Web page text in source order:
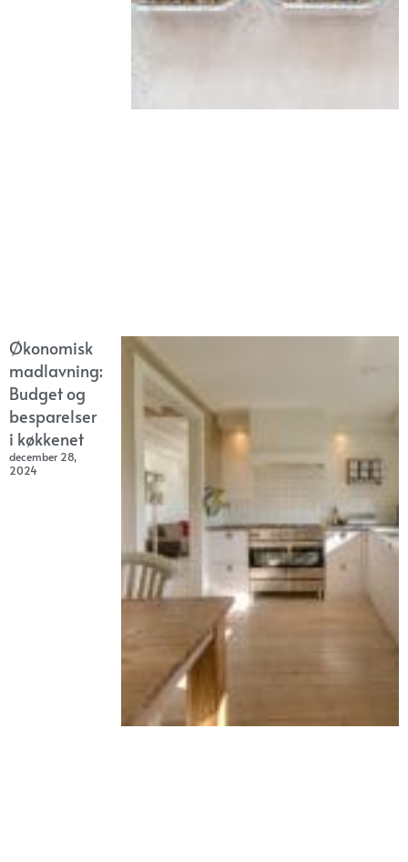
Økonomisk
madlavning:
Budget og
besparelser
i køkkenet
december 28,
2024